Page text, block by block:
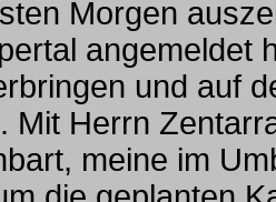
Morgen
angemeldet
und auf
Mit Herrn
meine im